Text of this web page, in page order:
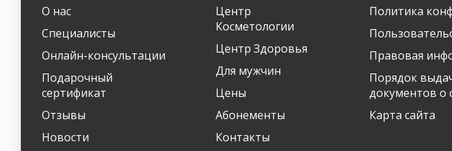
О нас
Специалисты
Онлайн-консультации
Подарочный
сертификат
Отзывы
Новости
Центр
Косметологии
Центр Здоровья
Для мужчин
Цены
Абонементы
Контакты
Политика
Правовая
Порядок
документов о
Карта сайта
РЇ РґР°СЋ